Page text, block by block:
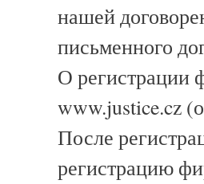
нашей
письменного
О регистрации
www.justice.cz
После
регистрацию